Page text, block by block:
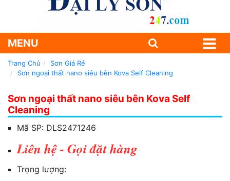
MENU
Trang Chủ
Sơn Giá Rẻ
Sơn ngoại thất nano siêu bên Kova Self Cleaning
Sơn ngoại thất nano siêu bên Kova Self
Cleaning
Mã SP: DLS2471246
Liên hệ - Gọi đặt hàng
Trọng lượng: